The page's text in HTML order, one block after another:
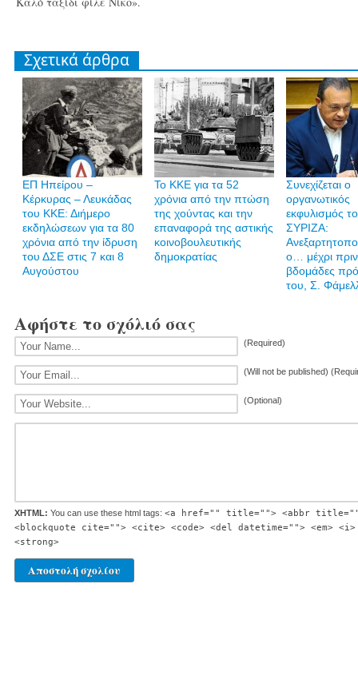
Σχετικά άρθρα
ΕΠ Ηπείρου –
Κέρκυρας – Λευκάδας
του ΚΚΕ: Διήμερο
εκδηλώσεων για τα 80
χρόνια από την ίδρυση
του ΔΣΕ στις 7 και 8
Αυγούστου
Το ΚΚΕ για τα 52
χρόνια από την πτώση
της χούντας και την
επαναφορά της αστικής
κοινοβουλευτικής
δημοκρατίας
Συνεχίζεται ο
οργανωτικός
εκφυλισμός
ΣΥΡΙΖΑ:
ο… μέχρι
βδομάδες
του, Σ.
Αφήστε το σχόλιό σας
(Required)
(Will not be published)
(Optional)
XHTML: You can use these html tags: <a href="" title=""> <abbr
<blockquote cite=""> <cite> <code> <del datetime=""> <em>
<strong>